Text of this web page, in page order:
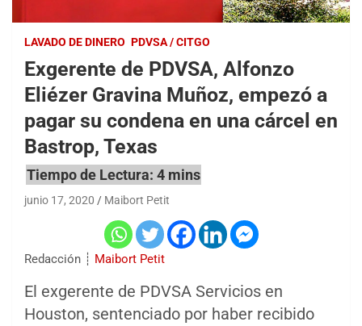
LAVADO DE DINERO PDVSA / CITGO
Exgerente de PDVSA, Alfonzo
Eliézer Gravina Muñoz, empezó a
pagar su condena en una cárcel en
Bastrop, Texas
junio 17, 2020 Maibort Petit
Redacción ┊ Maibort Petit
El exgerente de PDVSA Servicios en
Houston, sentenciado por haber recibido